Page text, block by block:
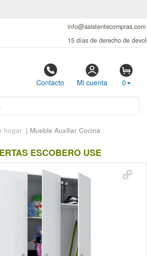
info@asistentecompras.com
15 días de derecho de
Contacto Mi cuenta 0
hogar | Mueble Auxiliar Cocina
ESCOBERO USE